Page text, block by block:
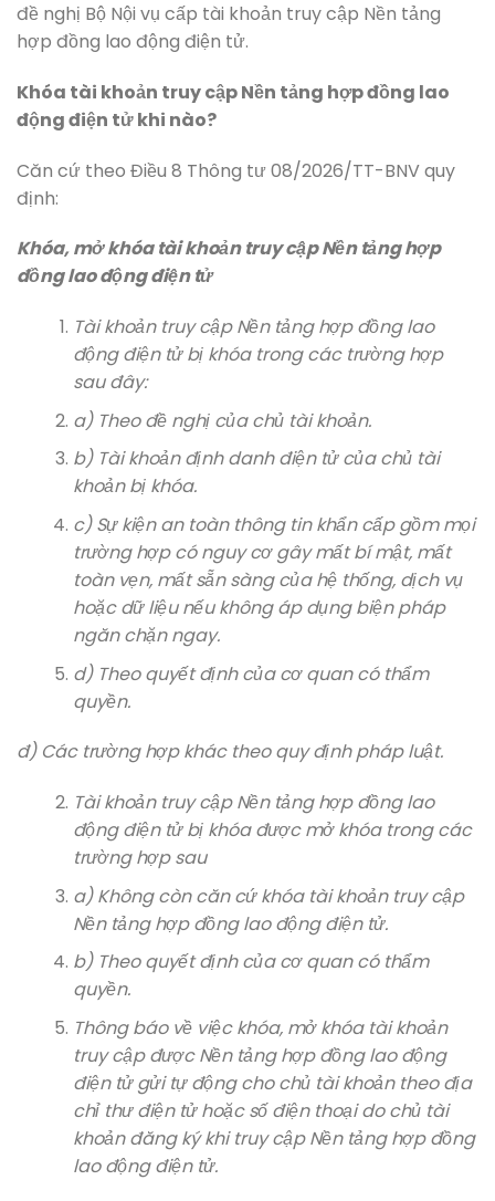
đề nghị Bộ Nội vụ cấp tài khoản truy cập Nền tảng
hợp đồng lao động điện tử.
Khóa tài khoản truy cập Nền tảng hợp đồng lao
động điện tử khi nào?
Căn cứ theo Điều 8 Thông tư 08/2026/TT-BNV quy
định:
Khóa, mở khóa tài khoản truy cập Nền tảng hợp
đồng lao động điện tử
Tài khoản truy cập Nền tảng hợp đồng lao
động điện tử bị khóa trong các trường hợp
sau đây:
a) Theo đề nghị của chủ tài khoản.
b) Tài khoản định danh điện tử của chủ tài
khoản bị khóa.
c) Sự kiện an toàn thông tin khẩn cấp gồm mọi
trường hợp có nguy cơ gây mất bí mật, mất
toàn vẹn, mất sẵn sàng của hệ thống, dịch vụ
hoặc dữ liệu nếu không áp dụng biện pháp
ngăn chặn ngay.
d) Theo quyết định của cơ quan có thẩm
quyền.
đ) Các trường hợp khác theo quy định pháp luật.
Tài khoản truy cập Nền tảng hợp đồng lao
động điện tử bị khóa được mở khóa trong các
trường hợp sau
a) Không còn căn cứ khóa tài khoản truy cập
Nền tảng hợp đồng lao động điện tử.
b) Theo quyết định của cơ quan có thẩm
quyền.
Thông báo về việc khóa, mở khóa tài khoản
truy cập được Nền tảng hợp đồng lao động
điện tử gửi tự động cho chủ tài khoản theo địa
chỉ thư điện tử hoặc số điện thoại do chủ tài
khoản đăng ký khi truy cập Nền tảng hợp đồng
lao động điện tử.